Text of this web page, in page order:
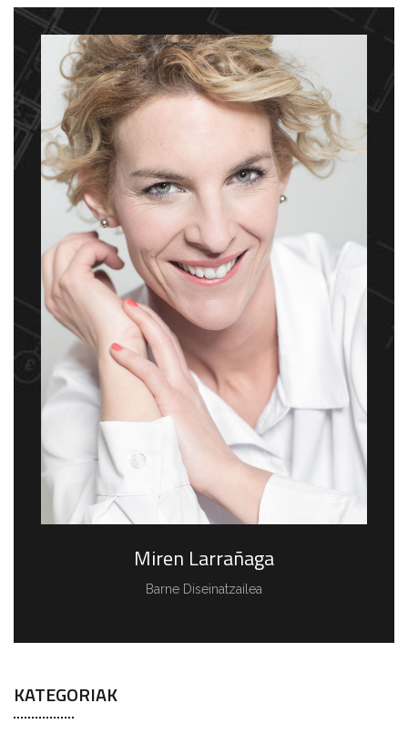
Miren Larrañaga
Barne Diseinatzailea
KATEGORIAK